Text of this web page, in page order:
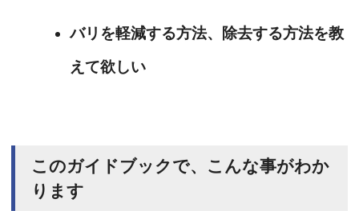
バリを軽減する方法、除去する方法を教
えて欲しい
このガイドブックで、こんな事がわか
ります